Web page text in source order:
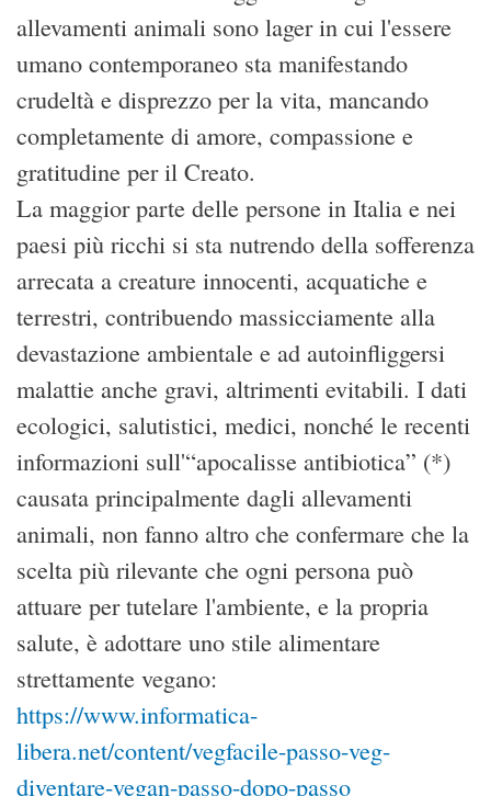
allevamenti animali sono lager in cui l'essere
umano contemporaneo sta manifestando
crudeltà e disprezzo per la vita, mancando
completamente di amore, compassione e
gratitudine per il Creato.
La maggior parte delle persone in Italia e nei
paesi più ricchi si sta nutrendo della sofferenza
arrecata a creature innocenti, acquatiche e
terrestri, contribuendo massicciamente alla
devastazione ambientale e ad autoinfliggersi
malattie anche gravi, altrimenti evitabili. I dati
ecologici, salutistici, medici, nonché le recenti
informazioni sull'“apocalisse antibiotica” (*)
causata principalmente dagli allevamenti
animali, non fanno altro che confermare che la
scelta più rilevante che ogni persona può
attuare per tutelare l'ambiente, e la propria
salute, è adottare uno stile alimentare
strettamente vegano:
https://www.informatica-
libera.net/content/vegfacile-passo-veg-
diventare-vegan-passo-dopo-passo